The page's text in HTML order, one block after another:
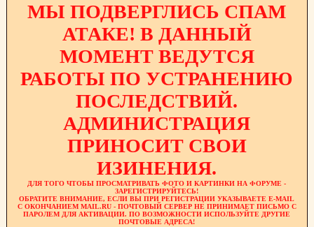
МЫ ПОДВЕРГЛИСЬ СПАМ
АТАКЕ! В ДАННЫЙ
МОМЕНТ ВЕДУТСЯ
РАБОТЫ ПО УСТРАНЕНИЮ
ПОСЛЕДСТВИЙ.
АДМИНИСТРАЦИЯ
ПРИНОСИТ СВОИ
ИЗИНЕНИЯ.
ДЛЯ ТОГО ЧТОБЫ ПРОСМАТРИВАТЬ ФОТО И КАРТИНКИ НА ФОРУМЕ -
ЗАРЕГИСТРИРУЙТЕСЬ!
ОБРАТИТЕ ВНИМАНИЕ, ЕСЛИ ВЫ ПРИ РЕГИСТРАЦИИ УКАЗЫВАЕТЕ E-MAIL
С ОКОНЧАНИЕМ MAIL.RU - ПОЧТОВЫЙ СЕРВЕР НЕ ПРИНИМАЕТ ПИСЬМО С
ПАРОЛЕМ ДЛЯ АКТИВАЦИИ. ПО ВОЗМОЖНОСТИ ИСПОЛЬЗУЙТЕ ДРУГИЕ
ПОЧТОВЫЕ АДРЕСА!